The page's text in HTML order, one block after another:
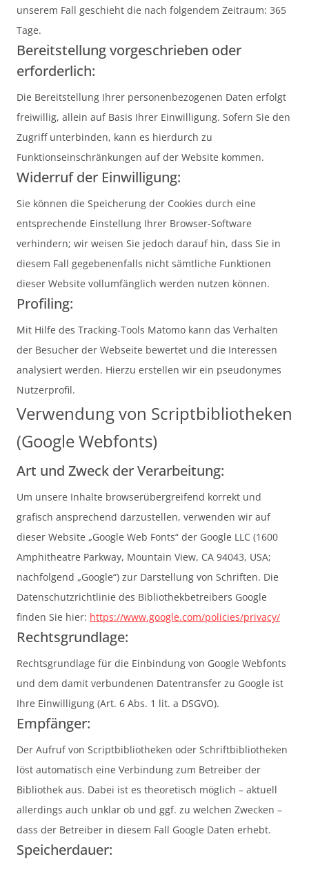
unserem Fall geschieht die nach folgendem Zeitraum: 365
Tage.
Bereitstellung vorgeschrieben oder
erforderlich:
Die Bereitstellung Ihrer personenbezogenen Daten erfolgt
freiwillig, allein auf Basis Ihrer Einwilligung. Sofern Sie den
Zugriff unterbinden, kann es hierdurch zu
Funktionseinschränkungen auf der Website kommen.
Widerruf der Einwilligung:
Sie können die Speicherung der Cookies durch eine
entsprechende Einstellung Ihrer Browser-Software
verhindern; wir weisen Sie jedoch darauf hin, dass Sie in
diesem Fall gegebenenfalls nicht sämtliche Funktionen
dieser Website vollumfänglich werden nutzen können.
Profiling:
Mit Hilfe des Tracking-Tools Matomo kann das Verhalten
der Besucher der Webseite bewertet und die Interessen
analysiert werden. Hierzu erstellen wir ein pseudonymes
Nutzerprofil.
Verwendung von Scriptbibliotheken
(Google Webfonts)
Art und Zweck der Verarbeitung:
Um unsere Inhalte browserübergreifend korrekt und
grafisch ansprechend darzustellen, verwenden wir auf
dieser Website „Google Web Fonts“ der Google LLC (1600
Amphitheatre Parkway, Mountain View, CA 94043, USA;
nachfolgend „Google“) zur Darstellung von Schriften. Die
Datenschutzrichtlinie des Bibliothekbetreibers Google
finden Sie hier: https://www.google.com/policies/privacy/
Rechtsgrundlage:
Rechtsgrundlage für die Einbindung von Google Webfonts
und dem damit verbundenen Datentransfer zu Google ist
Ihre Einwilligung (Art. 6 Abs. 1 lit. a DSGVO).
Empfänger:
Der Aufruf von Scriptbibliotheken oder Schriftbibliotheken
löst automatisch eine Verbindung zum Betreiber der
Bibliothek aus. Dabei ist es theoretisch möglich – aktuell
allerdings auch unklar ob und ggf. zu welchen Zwecken –
dass der Betreiber in diesem Fall Google Daten erhebt.
Speicherdauer: